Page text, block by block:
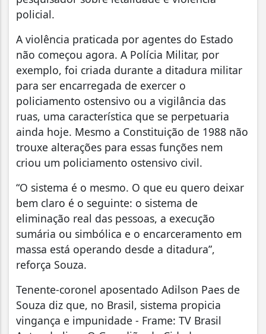
policial.
A violência praticada por agentes do Estado
não começou agora. A Polícia Militar, por
exemplo, foi criada durante a ditadura militar
para ser encarregada de exercer o
policiamento ostensivo ou a vigilância das
ruas, uma característica que se perpetuaria
ainda hoje. Mesmo a Constituição de 1988 não
trouxe alterações para essas funções nem
criou um policiamento ostensivo civil.
“O sistema é o mesmo. O que eu quero deixar
bem claro é o seguinte: o sistema de
eliminação real das pessoas, a execução
sumária ou simbólica e o encarceramento em
massa está operando desde a ditadura”,
reforça Souza.
Tenente-coronel aposentado Adilson Paes de
Souza diz que, no Brasil, sistema propicia
vingança e impunidade - Frame: TV Brasil